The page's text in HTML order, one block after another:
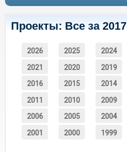
Проекты: Все за 2017
2026 2025 2024
2021 2020 2019
2016 2015 2014
2011 2010 2009
2006 2005 2004
2001 2000 1999